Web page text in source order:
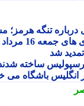
تنگه هرمز؛ مسیر
16 مرداد
شد
ساخته شدند
باشگاه می خرد